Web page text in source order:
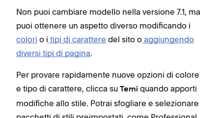
Non puoi cambiare modello nella versione 7.1, ma
puoi ottenere un aspetto diverso modificando i
colori o i tipi di carattere del sito o aggiungendo
diversi tipi di pagina.
Per provare rapidamente nuove opzioni di colore
e tipo di carattere, clicca su Temi quando apporti
modifiche allo stile. Potrai sfogliare e selezionare